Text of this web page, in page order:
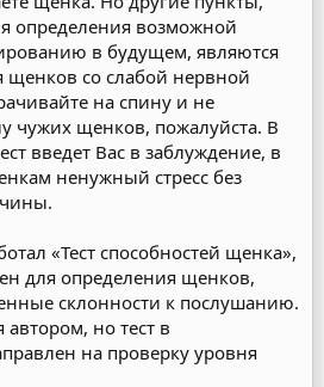
определения возможной
в будущем, являются
со слабой нервной
на спину и не
чужих щенков, пожалуйста. В
введет Вас в заблуждение, в
ненужный стресс без
«Тест способностей щенка»,
для определения щенков,
склонности к послушанию.
автором, но тест в
на проверку уровня